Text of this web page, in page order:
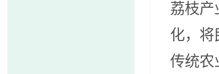
荔枝产
化，将
传统农